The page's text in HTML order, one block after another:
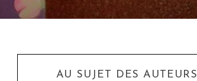
AU SUJET DES AUTEURS